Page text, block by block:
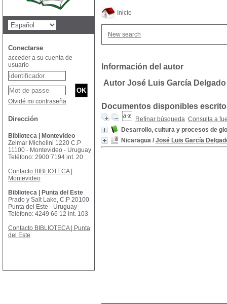
Inicio
New search
Información del autor
Autor José Luis García Delgado
Documentos disponibles
Refinar búsqueda Consulta a
Desarrollo, cultura y procesos de
Nicaragua / José Luis García
Conectarse
acceder a su cuenta de
usuario
Olvidé mi contraseña
Dirección
Biblioteca | Montevideo
Zelmar Michelini 1220 C.P
11100 - Montevideo - Uruguay
Teléfono: 2900 7194 int. 20
Contacto BIBLIOTECA |
Montevideo
Biblioteca | Punta del Este
Prado y Salt Lake, C.P 20100
Punta del Este - Uruguay
Teléfono: 4249 66 12 int. 103
Contacto BIBLIOTECA | Punta
del Este